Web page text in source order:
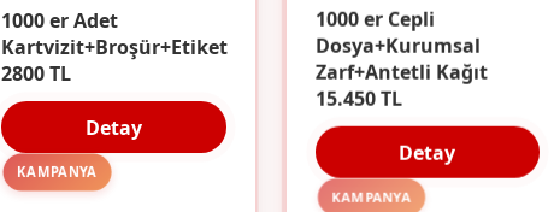
1000 er Adet
Kartvizit+Broşür+Etiket
2800 TL
Detay
KAMPANYA
1000 er Cepli
Dosya+Kurumsal
Zarf+Antetli Kağıt
15.450 TL
Detay
KAMPANYA